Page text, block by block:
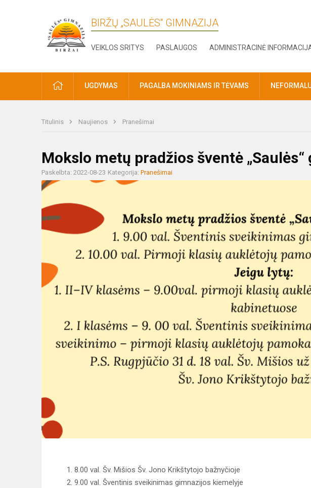
BIRŽŲ „SAULĖS“ GIMNAZIJA
VEIKLOS SRITYS PASLAUGOS ADMINISTRACINĖ
PRADŽIAUGDYMAS PAGALBA MOKINIAMS IR TĖVAMS
Titulinis Naujienos Pranešimai
Mokslo metų pradžios šventė
Paskelbta: 2022-08-23 Kategorija: Pranešimai
1. 8.00 val. Šv. Mišios Šv. Jono Krikštytojo bažnyčioje
2. 9.00 val. Šventinis sveikinimas gimnazijos kiemelyje